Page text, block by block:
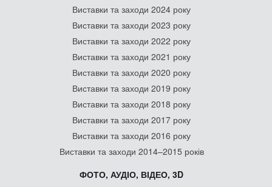
Виставки та заходи 2024 року
Виставки та заходи 2023 року
Виставки та заходи 2022 року
Виставки та заходи 2021 року
Виставки та заходи 2020 року
Виставки та заходи 2019 року
Виставки та заходи 2018 року
Виставки та заходи 2017 року
Виставки та заходи 2016 року
Виставки та заходи 2014–2015 років
ФОТО, АУДІО, ВІДЕО, 3D